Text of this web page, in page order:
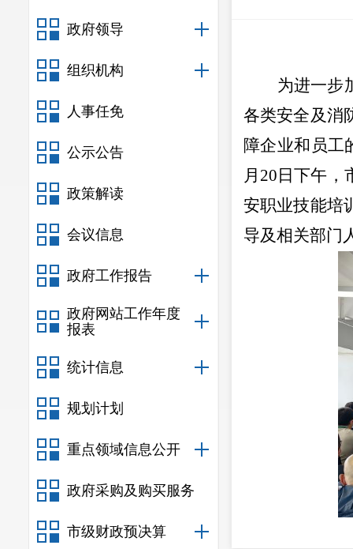
政府领导
组织机构
人事任免
公示公告
政策解读
会议信息
政府工作报告
政府网站工作年度
报表
统计信息
规划计划
重点领域信息公开
政府采购及购买服务
市级财政预决算
为进一步
各类安全及消
障企业和员工
月 20 日下午，
安职业技能培
导及相关部门